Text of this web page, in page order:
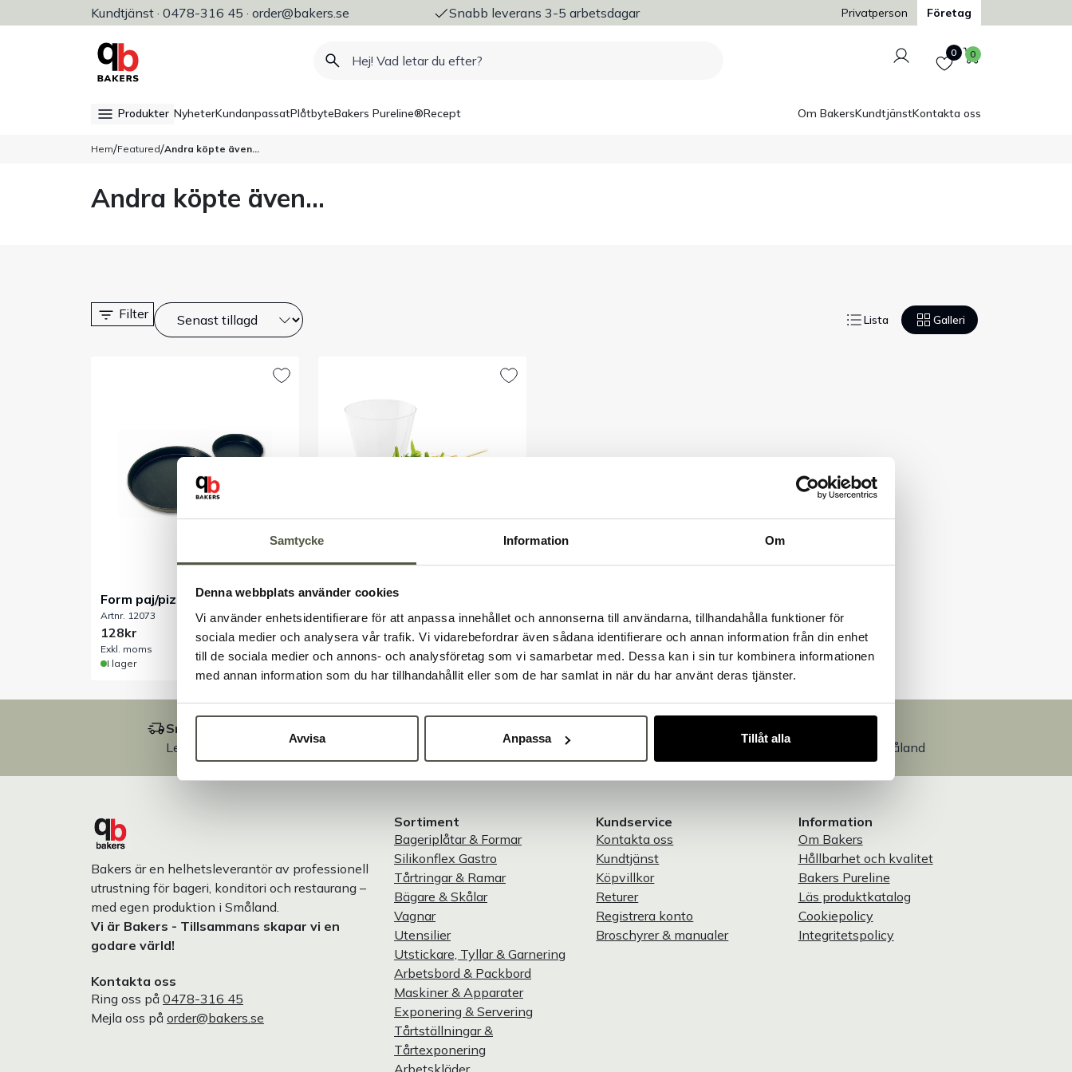
Samtycke Information Om
Denna webbplats använder cookies
Vi använder enhetsidentifierare för att anpassa innehållet och annonserna till användarna, tillhandahålla funktioner för
sociala medier och analysera vår trafik. Vi vidarebefordrar även sådana identifierare och annan information från din enhet
till de sociala medier och annons- och analysföretag som vi samarbetar med. Dessa kan i sin tur kombinera informationen
med annan information som du har tillhandahållit eller som de har samlat in när du har använt deras tjänster.
Avvisa Anpassa Tillåt alla
Kundtjänst · 0478-316 45 · order@bakers.se
Allt för bageri, konditori & restaurang Snabb leverans 3-5 arbetsdagar Trygg och säker betalning
Privatperson Företag
Logga in
Favoriter
0 Varukorg
0
Produkter NyheterKundanpassatPlåtbyteBakers Pureline®Recept Om BakersKundtjänstKontakta oss
Hem/Featured/Andra köpte även...
Andra köpte även...
Filter Lista Galleri
Form paj/pizza non-stick 180
x 23 mm
Artnr. 12073
128kr
Exkl. moms
I lager
Bägare rund konisk på fot
135 ml 100-pack
Artnr. EB10
292kr
Exkl. moms
I lager
Snabb leverans
Leverans inom 3-5 arbetsdagar.
Över 30 000 produkter
Egen produktion
Designat och tillverkat i Småland
Bakers är en helhetsleverantör av professionell
utrustning för bageri, konditori och restaurang –
med egen produktion i Småland.
Vi är Bakers - Tillsammans skapar vi en
godare värld!
Kontakta oss
Ring oss på 0478-316 45
Mejla oss på order@bakers.se
Sortiment
Bageriplåtar & Formar
Silikonflex Gastro
Tårtringar & Ramar
Bägare & Skålar
Vagnar
Utensilier
Utstickare, Tyllar & Garnering
Arbetsbord & Packbord
Maskiner & Apparater
Exponering & Servering
Tårtställningar &
Tårtexponering
Arbetskläder
Kundservice
Kontakta oss
Kundtjänst
Köpvillkor
Returer
Registrera konto
Broschyrer & manualer
Information
Om Bakers
Hållbarhet och kvalitet
Bakers Pureline
Läs produktkatalog
Cookiepolicy
Integritetspolicy
Välkommen till Bakers!
Handlar du som företag eller privatperson?
Fortsätt som privatperson
Fortsätt som företag